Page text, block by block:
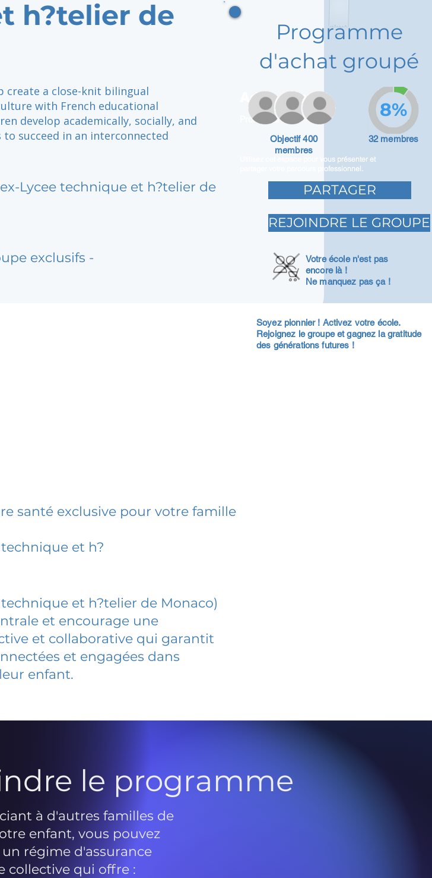
h?telier de
create a close-knit bilingual
with French educational
develop academically, socially, and
succeed in an interconnected
Lycee technique et h?telier de
exclusifs -
Adam Caar
Promoteur
Utilisez cet espace pour vous présenter et
partager votre parcours professionnel.
Programme
d'achat groupé
Objectif 400
membres
32 membres
8%
PARTAGER
REJOINDRE LE GROUPE
Votre école n'est pas
encore là !
Ne manquez pas ça !
Soyez pionnier ! Activez votre école.
Rejoignez le groupe et gagnez la gratitude
des générations futures !
santé exclusive pour votre famille
technique et h?
et h?telier de Monaco)
et encourage une
et collaborative qui garantit
et engagées dans
enfant.
le programme
à d'autres familles de
enfant, vous pouvez
un régime d'assurance
collective qui offre :